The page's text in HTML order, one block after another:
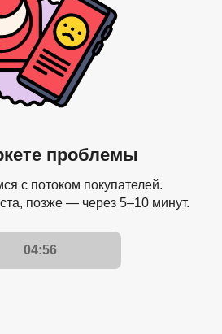
проблемы
с потоком покупателей.
позже — через 5–10 минут.
04:56